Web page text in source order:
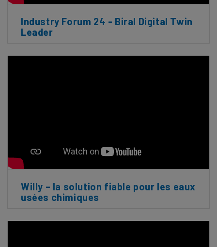
Industry Forum 24 - Biral Digital Twin
Leader
Willy – la solution fiable pour les eaux
usées chimiques